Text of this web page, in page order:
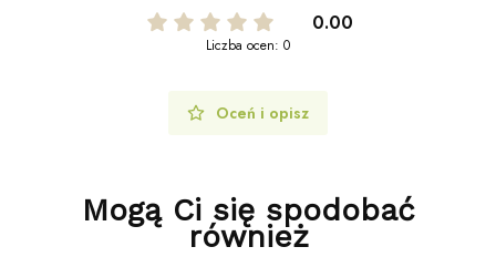
0.00
Liczba ocen: 0
Oceń i opisz
Mogą Ci się spodobać
również